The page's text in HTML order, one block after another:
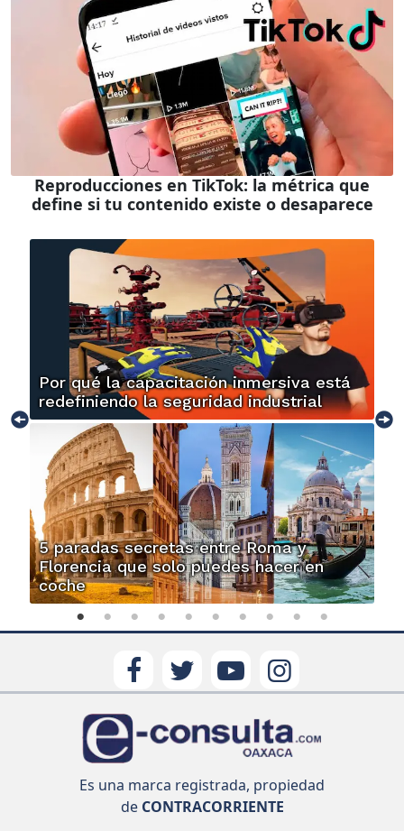
Reproducciones en TikTok: la métrica que
define si tu contenido existe o desaparece
Por qué la capacitación inmersiva está
redefiniendo la seguridad industrial
5 paradas secretas entre Roma y
Florencia que solo puedes hacer en
coche
Es una marca registrada, propiedad
deCONTRACORRIENTE